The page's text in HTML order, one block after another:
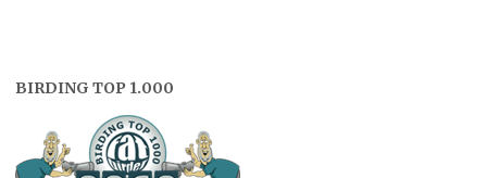
BIRDING TOP 1.000